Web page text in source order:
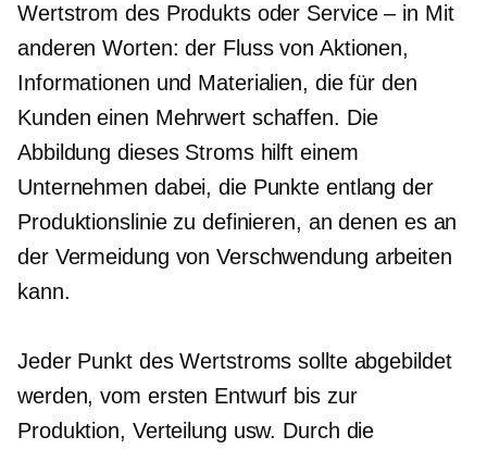
Wertstrom des Produkts oder Service – in Mit
anderen Worten: der Fluss von Aktionen,
Informationen und Materialien, die für den
Kunden einen Mehrwert schaffen. Die
Abbildung dieses Stroms hilft einem
Unternehmen dabei, die Punkte entlang der
Produktionslinie zu definieren, an denen es an
der Vermeidung von Verschwendung arbeiten
kann.
Jeder Punkt des Wertstroms sollte abgebildet
werden, vom ersten Entwurf bis zur
Produktion, Verteilung usw. Durch die